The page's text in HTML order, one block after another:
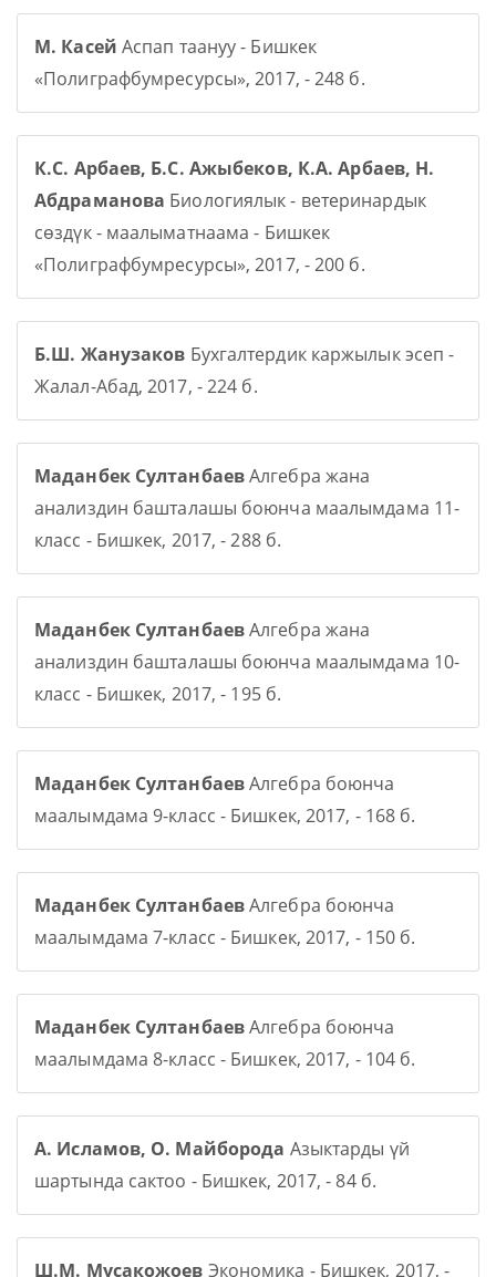
М. Касей Аспап таануу - Бишкек
«Полиграфбумресурсы», 2017, - 248 б.
К.С. Арбаев, Б.С. Ажыбеков, К.А. Арбаев, Н.
Абдраманова Биологиялык - ветеринардык
сөздүк - маалыматнаама - Бишкек
«Полиграфбумресурсы», 2017, - 200 б.
Б.Ш. Жанузаков Бухгалтердик каржылык эсеп -
Жалал-Абад, 2017, - 224 б.
Маданбек СултанбаевАлгебра жана
анализдин башталашы боюнча маалымдама 11-
класс - Бишкек, 2017, - 288 б.
Маданбек СултанбаевАлгебра жана
анализдин башталашы боюнча маалымдама 10-
класс - Бишкек, 2017, - 195 б.
Маданбек СултанбаевАлгебра боюнча
маалымдама 9-класс - Бишкек, 2017, - 168 б.
Маданбек СултанбаевАлгебра боюнча
маалымдама 7-класс - Бишкек, 2017, - 150 б.
Маданбек СултанбаевАлгебра боюнча
маалымдама 8-класс - Бишкек, 2017, - 104 б.
А. Исламов, О. Майборода Азыктарды үй
шартында сактоо - Бишкек, 2017, - 84 б.
Ш.М. Мусакожоев Экономика - Бишкек, 2017, -